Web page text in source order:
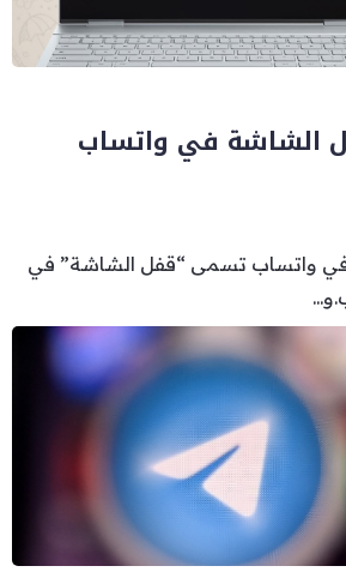
الشاشة في واتساب
في واتساب تسمى “قفل الشاشة” في